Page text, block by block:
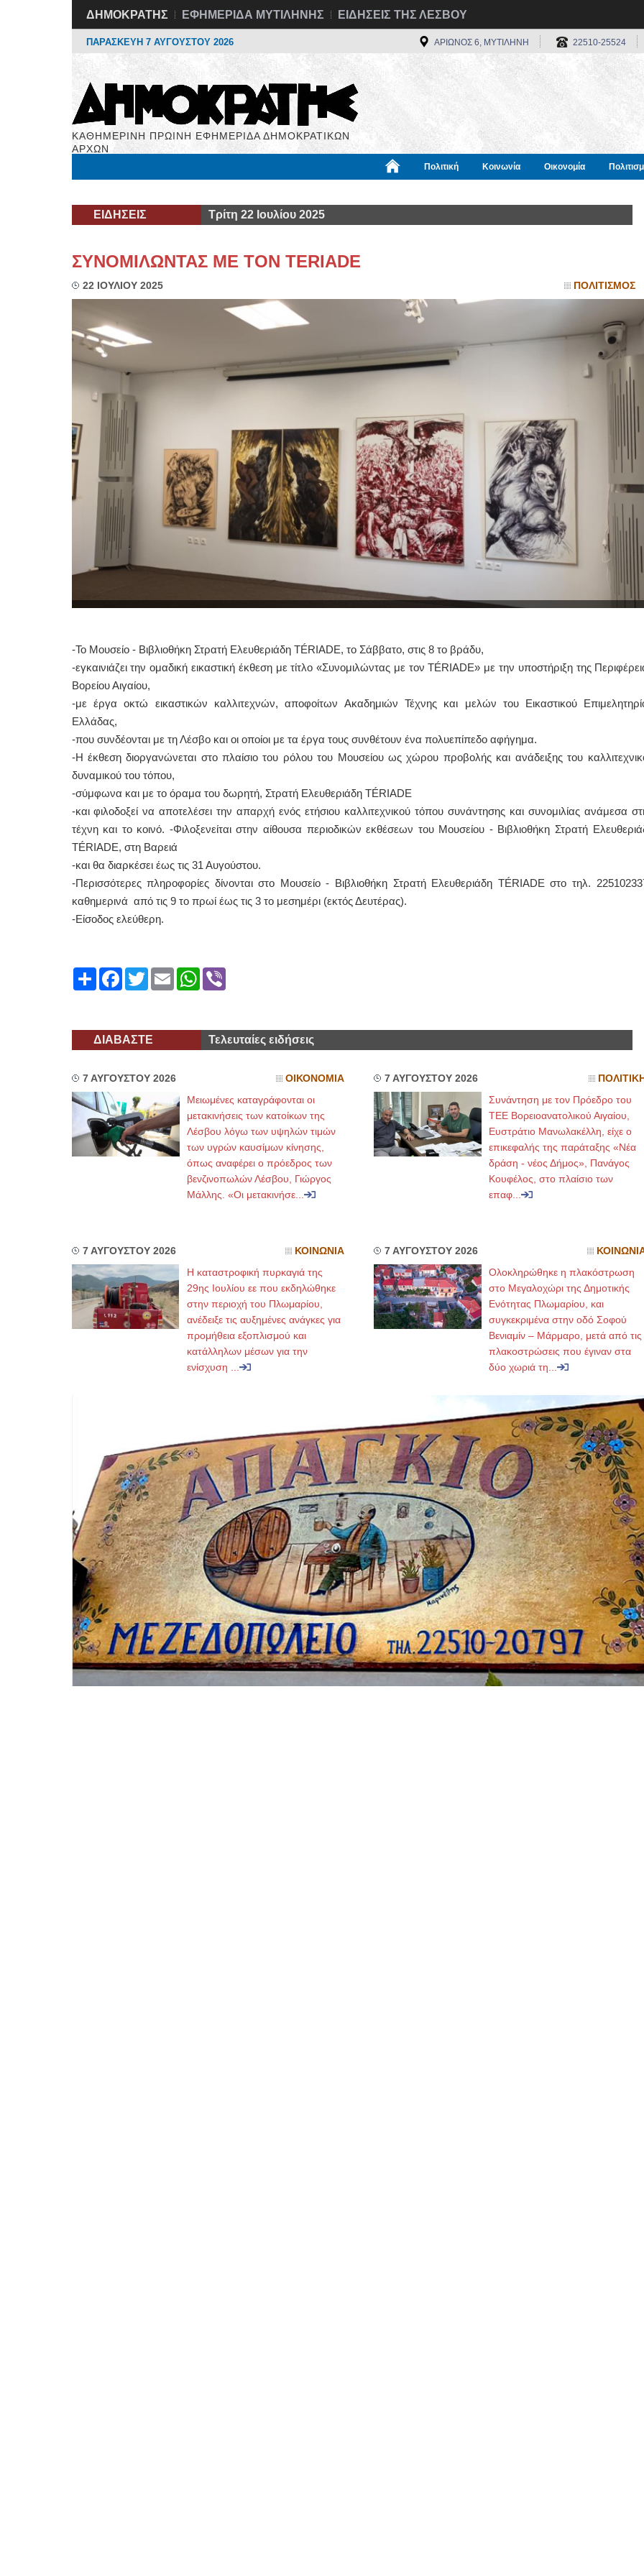
ΔΗΜΟΚΡΑΤΗΣ ΕΦΗΜΕΡΙΔΑ ΜΥΤΙΛΗΝΗΣ ΕΙΔΗΣΕΙΣ ΤΗΣ ΛΕΣΒΟΥ
ΠΑΡΑΣΚΕΥΗ 7 ΑΥΓΟΥΣΤΟΥ 2026 ΑΡΙΩΝΟΣ 6, ΜΥΤΙΛΗΝΗ 22510-25524
ΚΑΘΗΜΕΡΙΝΗ ΠΡΩΙΝΗ ΕΦΗΜΕΡΙΔΑ ΔΗΜΟΚΡΑΤΙΚΩΝ
ΑΡΧΩΝ
Πολιτική Κοινωνία Οικονομία
ΕΙΔΗΣΕΙΣ Τρίτη 22 Ιουλίου 2025
ΣΥΝΟΜΙΛΩΝΤΑΣ ΜΕ ΤΟΝ ΤERIADE
22 ΙΟΥΛΙΟΥ 2025 ΠΟΛΙΤΙΣΜΟΣ
-Το Μουσείο - Βιβλιοθήκη Στρατή Ελευθεριάδη TÉRIADE, το Σάββατο, στις 8 το βράδυ,
-εγκαινιάζει την ομαδική εικαστική έκθεση με τίτλο «Συνομιλώντας με τον TÉRIADE» με την υποστήριξη της
Βορείου Αιγαίου,
-με έργα οκτώ εικαστικών καλλιτεχνών, αποφοίτων Ακαδημιών Τέχνης και μελών του Εικαστικού
Ελλάδας,
-που συνδέονται με τη Λέσβο και οι οποίοι με τα έργα τους συνθέτουν ένα πολυεπίπεδο αφήγημα.
-Η έκθεση διοργανώνεται στο πλαίσιο του ρόλου του Μουσείου ως χώρου προβολής και ανάδειξης του
δυναμικού του τόπου,
-σύμφωνα και με το όραμα του δωρητή, Στρατή Ελευθεριάδη TÉRIADE
-και φιλοδοξεί να αποτελέσει την απαρχή ενός ετήσιου καλλιτεχνικού τόπου συνάντησης και συνομιλίας ανάμεσα
τέχνη και το κοινό. -Φιλοξενείται στην αίθουσα περιοδικών εκθέσεων του Μουσείου - Βιβλιοθήκη Στρατή
TÉRIADE, στη Βαρειά
-και θα διαρκέσει έως τις 31 Αυγούστου.
-Περισσότερες πληροφορίες δίνονται στο Μουσείο - Βιβλιοθήκη Στρατή Ελευθεριάδη TÉRIADE στο τηλ.
καθημερινά από τις 9 το πρωί έως τις 3 το μεσημέρι (εκτός Δευτέρας).
-Είσοδος ελεύθερη.
ShareFacebook
TwitterEmailWhatsApp
Viber
ΔΙΑΒΑΣΤΕ Τελευταίες ειδήσεις
7 ΑΥΓΟΥΣΤΟΥ 2026 ΟΙΚΟΝΟΜΙΑ
Μειωμένες καταγράφονται οι
μετακινήσεις των κατοίκων της
Λέσβου λόγω των υψηλών τιμών
των υγρών καυσίμων κίνησης,
όπως αναφέρει ο πρόεδρος των
βενζινοπωλών Λέσβου, Γιώργος
Μάλλης. «Οι μετακινήσε...
7 ΑΥΓΟΥΣΤΟΥ 2026 ΠΟΛΙΤΙΚΗ
Συνάντηση με τον Πρόεδρο του
ΤΕΕ Βορειοανατολικού Αιγαίου,
Ευστράτιο Μανωλακέλλη, είχε ο
επικεφαλής της παράταξης «Νέα
δράση - νέος Δήμος», Πανάγος
Κουφέλος, στο πλαίσιο των
επαφ...
7 ΑΥΓΟΥΣΤΟΥ 2026 ΚΟΙΝΩΝΙΑ
Η καταστροφική πυρκαγιά της
29ης Ιουλίου εε που εκδηλώθηκε
στην περιοχή του Πλωμαρίου,
ανέδειξε τις αυξημένες ανάγκες για
προμήθεια εξοπλισμού και
κατάλληλων μέσων για την
ενίσχυση ...
7 ΑΥΓΟΥΣΤΟΥ 2026
Ολοκληρώθηκε η πλακόστρωση
στο Μεγαλοχώρι της Δημοτικής
Ενότητας Πλωμαρίου, και
συγκεκριμένα στην οδό Σοφού
Βενιαμίν – Μάρμαρο, μετά από τις
πλακοστρώσεις που έγιναν στα
δύο χωριά τη...
ΙΩΑΝΝΗΣ Α. ΜΑΛΛΙΑΣ
ΧΕΙΡΟΥΡΓΟΣ
ΟΦΘΑΛΜΙΑΤΡΟΣ
Καλλιπόλεως 3,Νέα Σμύρνη,
Καβέτσου 10, Μυτιλήνη, τηλ:
Έλενα Μπούμπα
Στρατιωτικός Ιατρός
2102467085 & 6938502258
email- elenboumpa@gmail.com